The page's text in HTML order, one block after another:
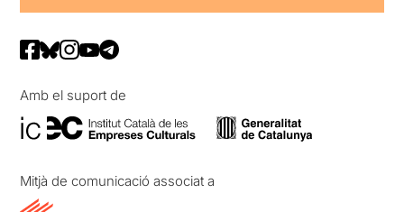
Amb el suport de
Mitjà de comunicació associat a